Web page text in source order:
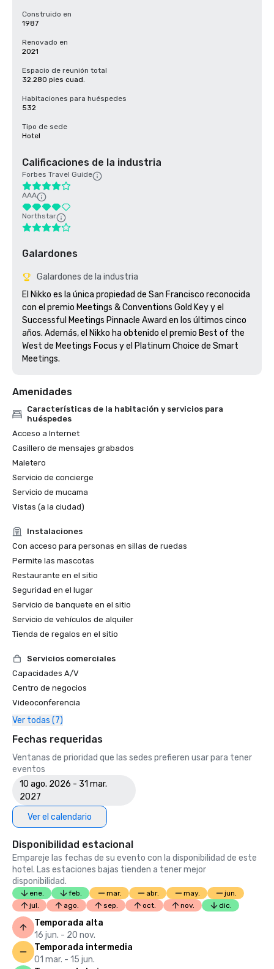
Construido en
1987
Renovado en
2021
Espacio de reunión total
32.280 pies cuad.
Habitaciones para huéspedes
532
Tipo de sede
Hotel
Calificaciones de la industria
Forbes Travel Guide
AAA
Northstar
Galardones
Galardones de la industria
El Nikko es la única propiedad de San Francisco reconocida
con el premio Meetings & Conventions Gold Key y el
Successful Meetings Pinnacle Award en los últimos cinco
años. Además, el Nikko ha obtenido el premio Best of the
West de Meetings Focus y el Platinum Choice de Smart
Meetings.
Amenidades
Características de la habitación y servicios para
huéspedes
Acceso a Internet
Casillero de mensajes grabados
Maletero
Servicio de concierge
Servicio de mucama
Vistas (a la ciudad)
Instalaciones
Con acceso para personas en sillas de ruedas
Permite las mascotas
Restaurante en el sitio
Seguridad en el lugar
Servicio de banquete en el sitio
Servicio de vehículos de alquiler
Tienda de regalos en el sitio
Servicios comerciales
Capacidades A/V
Centro de negocios
Videoconferencia
Ver todas (7)
Fechas requeridas
Ventanas de prioridad que las sedes prefieren usar para tener
eventos
10 ago. 2026 - 31 mar.
2027
Ver el calendario
Disponibilidad estacional
Empareje las fechas de su evento con la disponibilidad de este
hotel. Las estaciones bajas tienden a tener mejor
disponibilidad.
ene. feb. mar. abr. may.
jun.
jul.
ago. sep. oct. nov. dic.
Temporada alta
16 jun. - 20 nov.
Temporada intermedia
01 mar. - 15 jun.